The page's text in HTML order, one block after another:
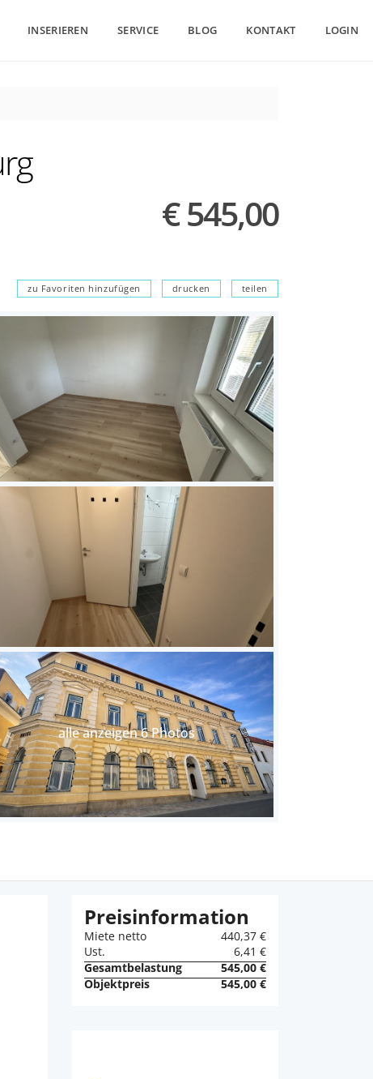
INSERIEREN SERVICE BLOG KONTAKT LOGIN
€ 545,00
zu Favoriten hinzufügen drucken teilen
alle anzeigen 6 Photos
Preisinformation
Miete netto
440,37 €
Ust.
6,41 €
Gesamtbelastung
545,00 €
Objektpreis
545,00 €